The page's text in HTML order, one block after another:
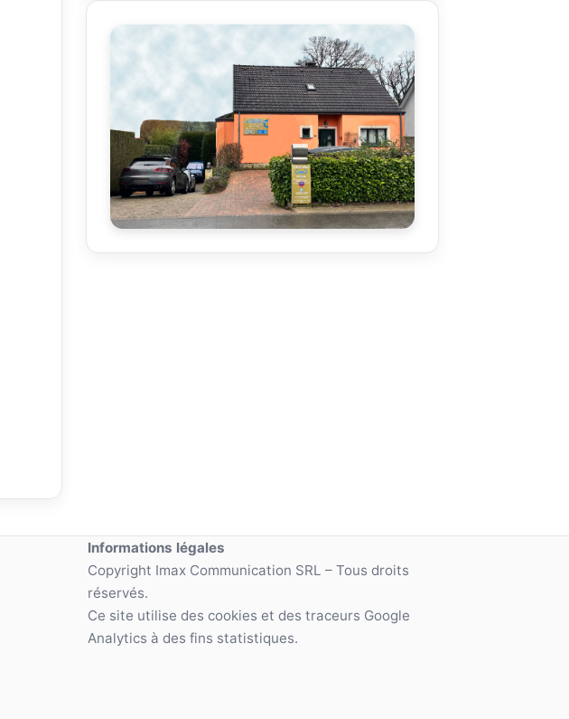
Informations légales
Copyright Imax Communication SRL – Tous droits
réservés.
Ce site utilise des cookies et des traceurs Google
Analytics à des fins statistiques.